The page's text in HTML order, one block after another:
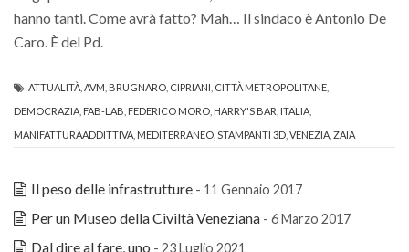
hanno tanti. Come avrà fatto? Mah… Il sindaco è Antonio De
Caro. È del Pd.
ATTUALITÀ AVM BRUGNARO CIPRIANI CITTÀ METROPOLITANE
DEMOCRAZIA FAB-LAB FEDERICO MORO HARRY'S BAR ITALIA
MANIFATTURAADDITTIVA MEDITERRANEO STAMPANTI 3D VENEZIA ZAIA
Il peso delle infrastrutture - 11 Gennaio 2017
Per un Museo della Civiltà Veneziana - 6 Marzo 2017
Dal dire al fare, uno - 23 Luglio 2021